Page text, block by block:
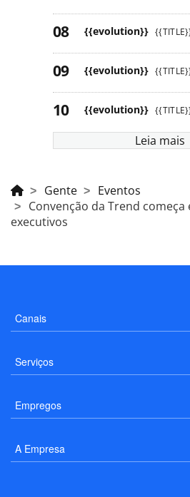
{{evolution}}
{{evolution}}
{{evolution}}
Leia mais
Gente
Eventos
Convenção da Trend
executivos
Canais
Serviços
Empregos
A Empresa